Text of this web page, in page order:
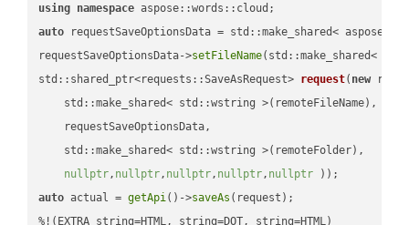
using namespace
auto requestSaveOptionsData = std::make_shared<
requestSaveOptionsData->setFileName(std::make_shared<
std::shared_ptr<requests::SaveAsRequest> request( new
    std::make_shared< std::wstring >(remoteFileName),
    requestSaveOptionsData,
    std::make_shared< std::wstring >(remoteFolder),
nullptr, nullptr, nullptr, nullptr, nullptr ))
auto actual = getApi()->saveAs (request);